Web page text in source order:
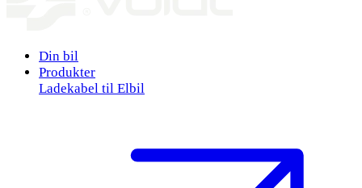
Din bil
Produkter
Ladekabel til Elbil